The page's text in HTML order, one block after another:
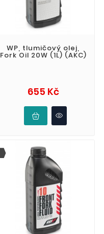
WP, tlumičový olej,
Fork Oil 20W (1L) (AKC)
655 KčCena